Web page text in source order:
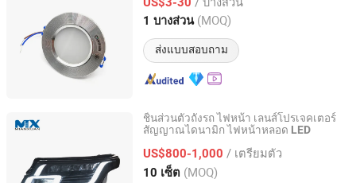
1 บางส่วน (MOQ)
ส่งแบบสอบถาม
Shaanxi, China อัตราจาก 2022
ชิ้นส่วนตัวถังรถ ไฟหน้า เลนส์โปรเจคเตอร์
สัญญาณไดนามิก ไฟหน้าหลอด LED
US$800-1,000 / เตรียมตัว
10 เซ็ต (MOQ)
Ningbo Mianxuan Import &Export Co., Ltd.
Zhejiang, China อัตราจาก 2023